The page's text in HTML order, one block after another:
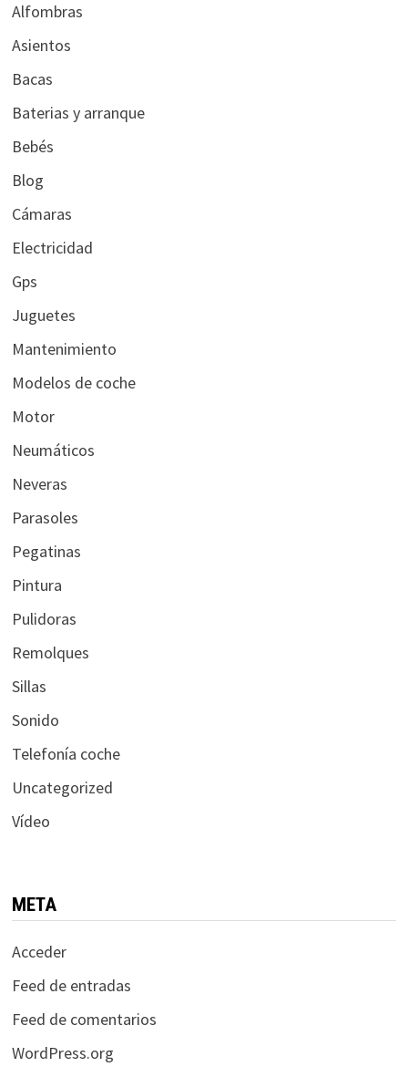
Alfombras
Asientos
Bacas
Baterias y arranque
Bebés
Blog
Cámaras
Electricidad
Gps
Juguetes
Mantenimiento
Modelos de coche
Motor
Neumáticos
Neveras
Parasoles
Pegatinas
Pintura
Pulidoras
Remolques
Sillas
Sonido
Telefonía coche
Uncategorized
Vídeo
META
Acceder
Feed de entradas
Feed de comentarios
WordPress.org